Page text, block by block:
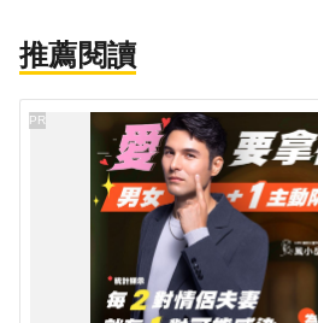
推薦閱讀
PR